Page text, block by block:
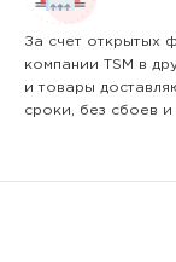
За счет открытых
компании TSM в
и товары
сроки, без сбоев и